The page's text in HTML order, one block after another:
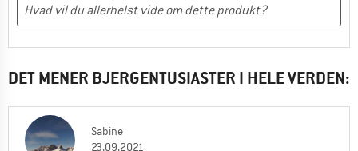
DET MENER BJERGENTUSIASTER I HELE VERDEN:
Sabine
23.09.2021